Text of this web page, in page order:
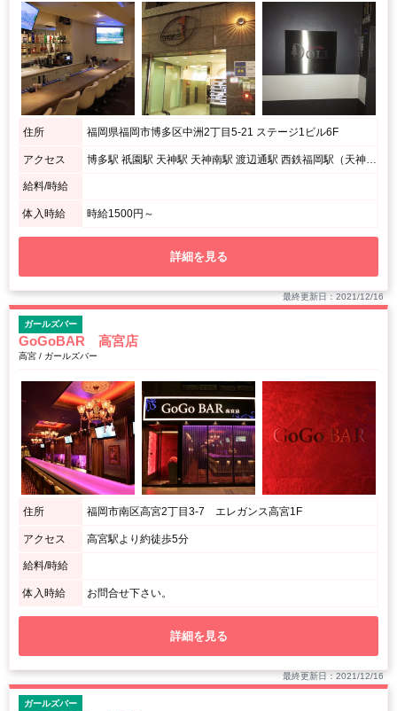
住所 福岡県福岡市博多区中洲2丁目5-21 ステージ1ビル6F
アクセス 博多駅 祇園駅 天神駅 天神南駅 渡辺通駅 西鉄福岡駅（天神） 薬院駅 呉服町駅 千代県庁口駅 中洲川端駅
給料/時給
体入時給 時給1500円～
詳細を見る
最終更新日：2021/12/16
ガールズバー
GoGoBAR 高宮店
高宮 / ガールズバー
住所 福岡市南区高宮2丁目3-7 エレガンス高宮1F
アクセス 高宮駅より約徒歩5分
給料/時給
体入時給 お問合せ下さい。
詳細を見る
最終更新日：2021/12/16
ガールズバー